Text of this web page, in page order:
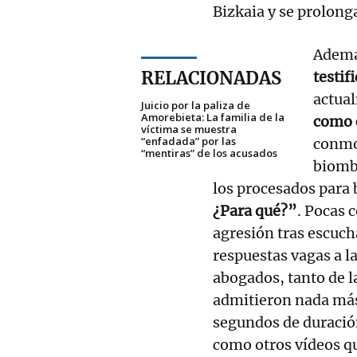
Bizkaia y se
RELACIONADAS
Juicio por la paliza de
Amorebieta: La familia de la
víctima se muestra
“enfadada” por las
“mentiras” de los acusados
como
los procesados para
¿Para qué?”. Pocas
agresión tras
respuestas vagas a
abogados, tanto de
admitieron nada
segundos de
como otros vídeos